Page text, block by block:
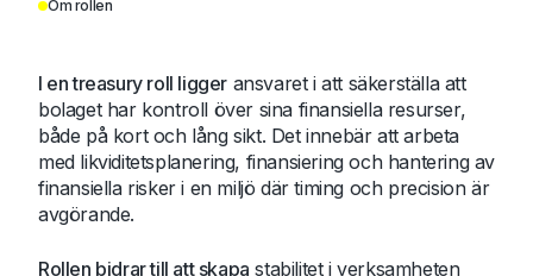
Om rollen
I en treasury roll ligger ansvaret i att säkerställa att
bolaget har kontroll över sina finansiella resurser,
både på kort och lång sikt. Det innebär att arbeta
med likviditetsplanering, finansiering och hantering av
finansiella risker i en miljö där timing och precision är
avgörande.
Rollen bidrar till att skapa stabilitet i verksamheten